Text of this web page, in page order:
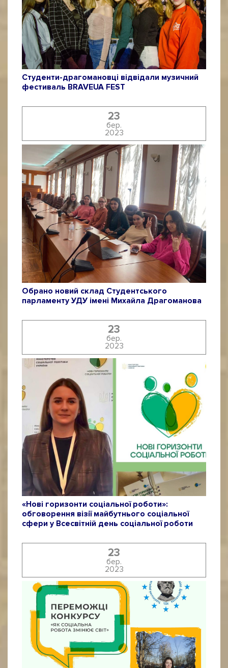
Студенти-драгомановці відвідали музичний
фестиваль BRAVEUA FEST
23
бер.
2023
Обрано новий склад Студентського
парламенту УДУ імені Михайла Драгоманова
23
бер.
2023
«Нові горизонти соціальної роботи»:
обговорення візії майбутнього соціальної
сфери у Всесвітній день соціальної роботи
23
бер.
2023